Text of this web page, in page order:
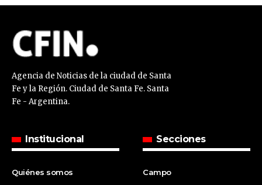
Agencia de Noticias de la ciudad de Santa
Fe y la Región. Ciudad de Santa Fe. Santa
Fe - Argentina.
Institucional
Quiénes somos
Secciones
Campo